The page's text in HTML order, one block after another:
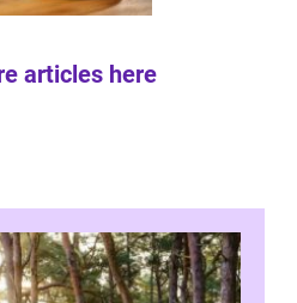
articles here